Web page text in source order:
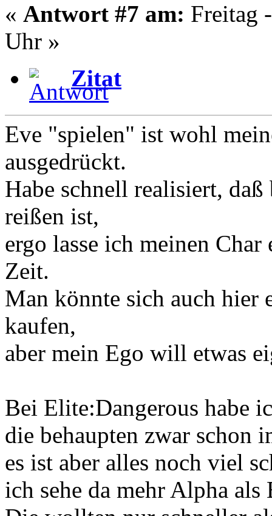
« Antwort #7 am: Freitag
Uhr »
Zitat
Eve "spielen" ist wohl
ausgedrückt.
Habe schnell realisiert,
reißen ist,
ergo lasse ich meinen
Zeit.
Man könnte sich auch hier
kaufen,
aber mein Ego will etwas
Bei Elite:Dangerous habe
die behaupten zwar schon
es ist aber alles noch viel
ich sehe da mehr Alpha